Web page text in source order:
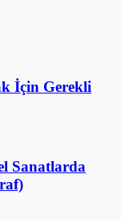
İçin Gerekli
Sanatlarda